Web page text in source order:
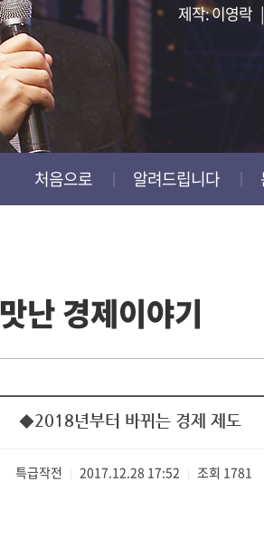
종영프로그램
로컬인사
로컬 콘
제작: 이영락
처음으로 알려드립니다
맛난 경제이야기
◆2018년부터 바뀌는 경제 제도
특급작전 2017.12.28 17:52 조회 1781